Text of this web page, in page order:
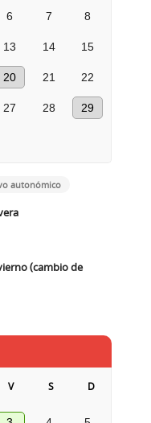
6 7 8
13 14 15
20 21 22
27 28 29
autonómico
(cambio de
V S D